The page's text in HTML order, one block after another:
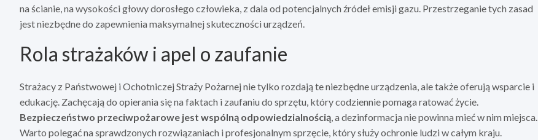
na ścianie, na wysokości głowy dorosłego człowieka, z dala od potencjalnych źródeł emisji gazu. Przestrzeganie tych zasad
jest niezbędne do zapewnienia maksymalnej skuteczności urządzeń.
Rola strażaków i apel o zaufanie
Strażacy z Państwowej i Ochotniczej Straży Pożarnej nie tylko rozdają te niezbędne urządzenia, ale także oferują wsparcie i
edukację. Zachęcają do opierania się na faktach i zaufaniu do sprzętu, który codziennie pomaga ratować życie.
Bezpieczeństwo przeciwpożarowe jest wspólną odpowiedzialnością, a dezinformacja nie powinna mieć w nim miejsca.
Warto polegać na sprawdzonych rozwiązaniach i profesjonalnym sprzęcie, który służy ochronie ludzi w całym kraju.